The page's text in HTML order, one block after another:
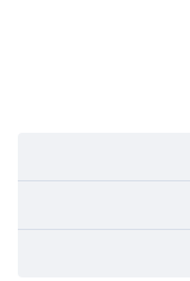
BEINIO SPORT
Belupo